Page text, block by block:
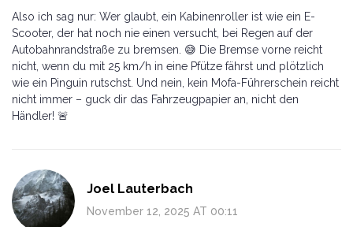
Also ich sag nur: Wer glaubt, ein Kabinenroller ist wie ein E-
Scooter, der hat noch nie einen versucht, bei Regen auf der
Autobahnrandstraße zu bremsen. 😅 Die Bremse vorne reicht
nicht, wenn du mit 25 km/h in eine Pfütze fährst und plötzlich
wie ein Pinguin rutschst. Und nein, kein Mofa-Führerschein reicht
nicht immer – guck dir das Fahrzeugpapier an, nicht den
Händler! 🚨
Joel Lauterbach
November 12, 2025 AT 00:11